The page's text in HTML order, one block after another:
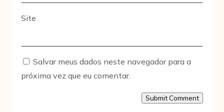
Site
Salvar meus dados neste navegador para a
próxima vez que eu comentar.
Submit Comment